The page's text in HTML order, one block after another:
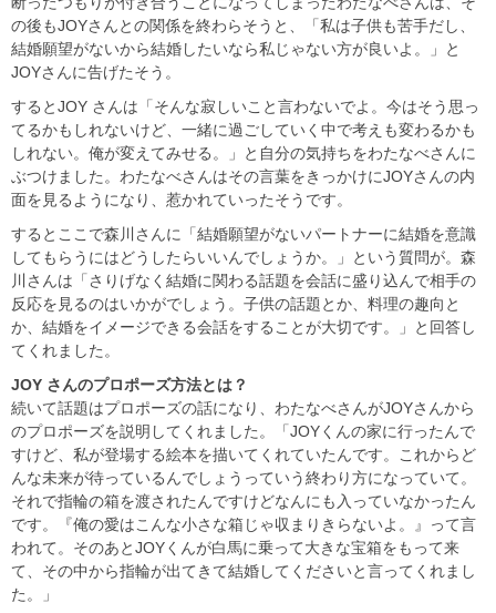
の後もJOYさんとの関係を終わらそうと、「私は子供も苦手だし、
結婚願望がないから結婚したいなら私じゃない方が良いよ。」と
JOYさんに告げたそう。
するとJOY さんは「そんな寂しいこと言わないでよ。今はそう思っ
てるかもしれないけど、一緒に過ごしていく中で考えも変わるかも
しれない。俺が変えてみせる。」と自分の気持ちをわたなべさんに
ぶつけました。わたなべさんはその言葉をきっかけにJOYさんの内
面を見るようになり、惹かれていったそうです。
するとここで森川さんに「結婚願望がないパートナーに結婚を意識
してもらうにはどうしたらいいんでしょうか。」という質問が。森
川さんは「さりげなく結婚に関わる話題を会話に盛り込んで相手の
反応を見るのはいかがでしょう。子供の話題とか、料理の趣向と
か、結婚をイメージできる会話をすることが大切です。」と回答し
てくれました。
JOY さんのプロポーズ方法とは？
続いて話題はプロポーズの話になり、わたなべさんがJOYさんから
のプロポーズを説明してくれました。「JOYくんの家に行ったんで
すけど、私が登場する絵本を描いてくれていたんです。これからど
んな未来が待っているんでしょうっていう終わり方になっていて。
それで指輪の箱を渡されたんですけどなんにも入っていなかったん
です。『俺の愛はこんな小さな箱じゃ収まりきらないよ。』って言
われて。そのあとJOYくんが白馬に乗って大きな宝箱をもって来
て、その中から指輪が出てきて結婚してくださいと言ってくれまし
た。」